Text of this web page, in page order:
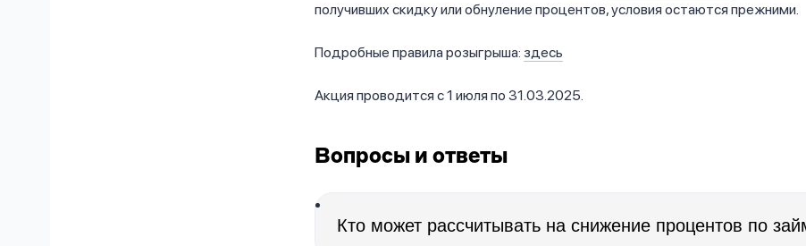
получивших скидку или обнуление процентов, условия остаются прежними.
Подробные правила розыгрыша: здесь
Акция проводится с 1 июля по 31.03.2025.
Вопросы и ответы
Кто может рассчитывать на снижение процентов по